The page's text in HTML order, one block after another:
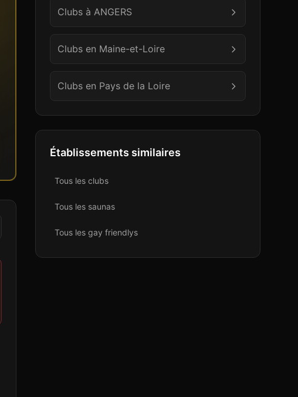
Clubs à ANGERS
Clubs en Maine-et-Loire
Clubs en Pays de la Loire
Établissements similaires
Tous les clubs
Tous les saunas
Tous les gay friendlys